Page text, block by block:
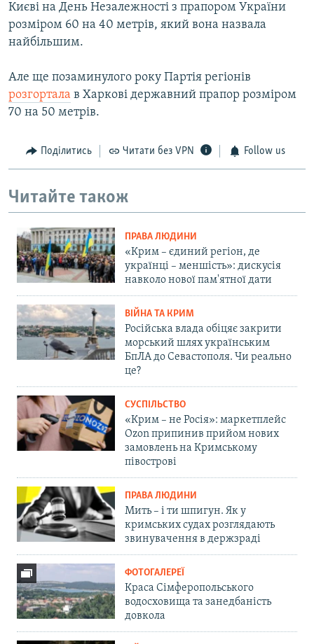
Києві на День Незалежності з прапором України
розміром 60 на 40 метрів, який вона назвала
найбільшим.
Але ще позаминулого року Партія регіонів
розгортала в Харкові державний прапор розміром
70 на 50 метрів.
Поділитись Читати без VPN Follow us
Читайте також
ПРАВА ЛЮДИНИ
«Крим – єдиний регіон, де
українці – меншість»: дискусія
навколо нової пам'ятної дати
ВІЙНА ТА КРИМ
Російська влада обіцяє закрити
морський шлях українським
БпЛА до Севастополя. Чи реально
це?
СУСПІЛЬСТВО
«Крим – не Росія»: маркетплейс
Ozon припинив прийом нових
замовлень на Кримському
півострові
ПРАВА ЛЮДИНИ
Мить – і ти шпигун. Як у
кримських судах розглядають
звинувачення в держзраді
ФОТОГАЛЕРЕЇ
Краса Сімферопольського
водосховища та занедбаність
довкола